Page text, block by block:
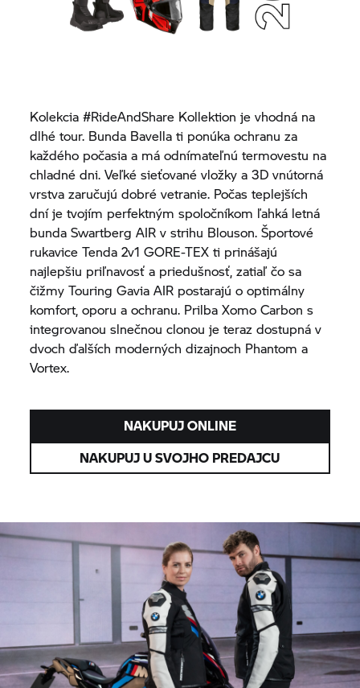
Kolekcia #RideAndShare Kollektion je vhodná na
dlhé tour. Bunda Bavella ti ponúka ochranu za
každého počasia a má odnímateľnú termovestu na
chladné dni. Veľké sieťované vložky a 3D vnútorná
vrstva zaručujú dobré vetranie. Počas teplejších
dní je tvojím perfektným spoločníkom ľahká letná
bunda Swartberg AIR v strihu Blouson. Športové
rukavice Tenda 2v1 GORE-TEX ti prinášajú
najlepšiu priľnavosť a priedušnosť, zatiaľ čo sa
čižmy Touring Gavia AIR postarajú o optimálny
komfort, oporu a ochranu. Prilba Xomo Carbon s
integrovanou slnečnou clonou je teraz dostupná v
dvoch ďalších moderných dizajnoch Phantom a
Vortex.
NAKUPUJ ONLINE
NAKUPUJ U SVOJHO PREDAJCU